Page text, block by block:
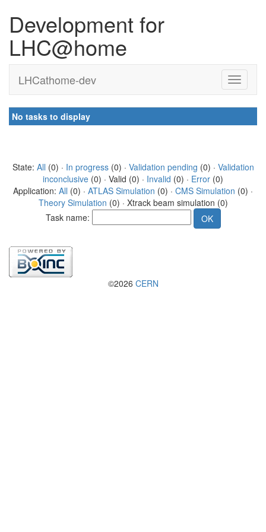
Development for
LHC@home
LHCathome-dev
No tasks to display
State: All (0) · In progress(0) · Validation pending (0) · Validation
inconclusive (0) · Valid (0) · Invalid (0) · Error (0)
Application: All (0) · ATLAS Simulation (0) · CMS Simulation (0) ·
Theory Simulation (0) · Xtrack beam simulation (0)
Task name:
©2026 CERN